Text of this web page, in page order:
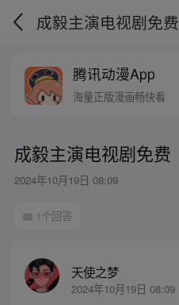
成毅主演电视剧免费
腾讯动漫App
海量正版漫画畅快看
成毅主演电视剧免费
2024年10月19日 08:09
1个回答
天使之梦
2024年10月19日 08:09